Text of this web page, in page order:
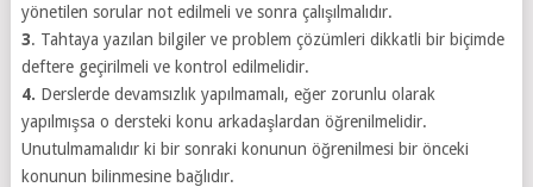
yönetilen sorular not edilmeli ve sonra çalışılmalıdır.
3. Tahtaya yazılan bilgiler ve problem çözümleri dikkatli bir biçimde
deftere geçirilmeli ve kontrol edilmelidir.
4. Derslerde devamsızlık yapılmamalı, eğer zorunlu olarak
yapılmışsa o dersteki konu arkadaşlardan öğrenilmelidir.
Unutulmamalıdır ki bir sonraki konunun öğrenilmesi bir önceki
konunun bilinmesine bağlıdır.